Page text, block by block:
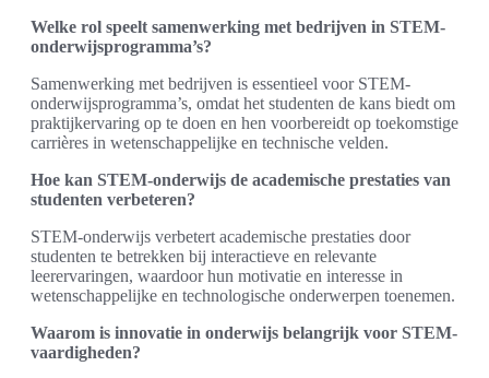
Welke rol speelt samenwerking met bedrijven in STEM-
onderwijsprogramma’s?
Samenwerking met bedrijven is essentieel voor STEM-
onderwijsprogramma’s, omdat het studenten de kans biedt om
praktijkervaring op te doen en hen voorbereidt op toekomstige
carrières in wetenschappelijke en technische velden.
Hoe kan STEM-onderwijs de academische prestaties van
studenten verbeteren?
STEM-onderwijs verbetert academische prestaties door
studenten te betrekken bij interactieve en relevante
leerervaringen, waardoor hun motivatie en interesse in
wetenschappelijke en technologische onderwerpen toenemen.
Waarom is innovatie in onderwijs belangrijk voor STEM-
vaardigheden?